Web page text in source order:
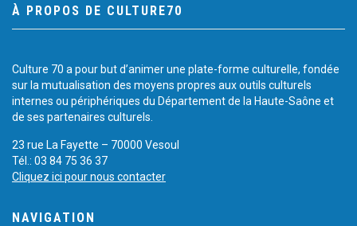
À PROPOS DE CULTURE70
Culture 70 a pour but d’animer une plate-forme culturelle, fondée
sur la mutualisation des moyens propres aux outils culturels
internes ou périphériques du Département de la Haute-Saône et
de ses partenaires culturels.
23 rue La Fayette – 70000 Vesoul
Tél.: 03 84 75 36 37
Cliquez ici pour nous contacter
NAVIGATION